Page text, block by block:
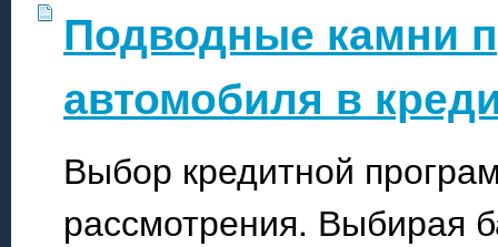
Подводные камни
автомобиля в
Выбор кредитной
рассмотрения. Выбирая